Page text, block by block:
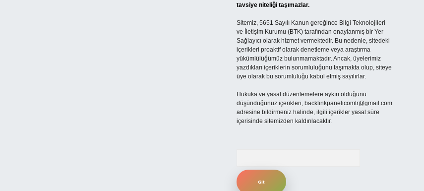
tavsiye niteliği taşımazlar.
Sitemiz, 5651 Sayılı Kanun gereğince Bilgi Teknolojileri
ve İletişim Kurumu (BTK) tarafından onaylanmış bir Yer
Sağlayıcı olarak hizmet vermektedir. Bu nedenle, sitedeki
içerikleri proaktif olarak denetleme veya araştırma
yükümlülüğümüz bulunmamaktadır. Ancak, üyelerimiz
yazdıkları içeriklerin sorumluluğunu taşımakta olup, siteye
üye olarak bu sorumluluğu kabul etmiş sayılırlar.
Hukuka ve yasal düzenlemelere aykırı olduğunu
düşündüğünüz içerikleri, backlinkpanelicomtr@gmail.com
adresine bildirmeniz halinde, ilgili içerikler yasal süre
içerisinde sitemizden kaldırılacaktır.